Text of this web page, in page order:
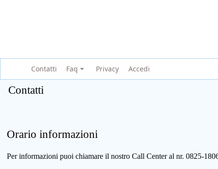
Contatti Faq Privacy Accedi
Contatti
Orario informazioni
Per informazioni puoi chiamare il nostro Call Center al nr. 0825-